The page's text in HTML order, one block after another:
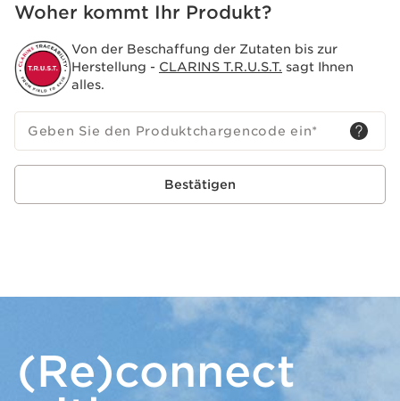
Woher kommt Ihr Produkt?
Von der Beschaffung der Zutaten bis zur
Herstellung - CLARINS T.R.U.S.T. sagt Ihnen
alles.
Geben Sie den Produktchargencode ein*
Bestätigen
(Re)connect